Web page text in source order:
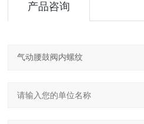
产品咨询